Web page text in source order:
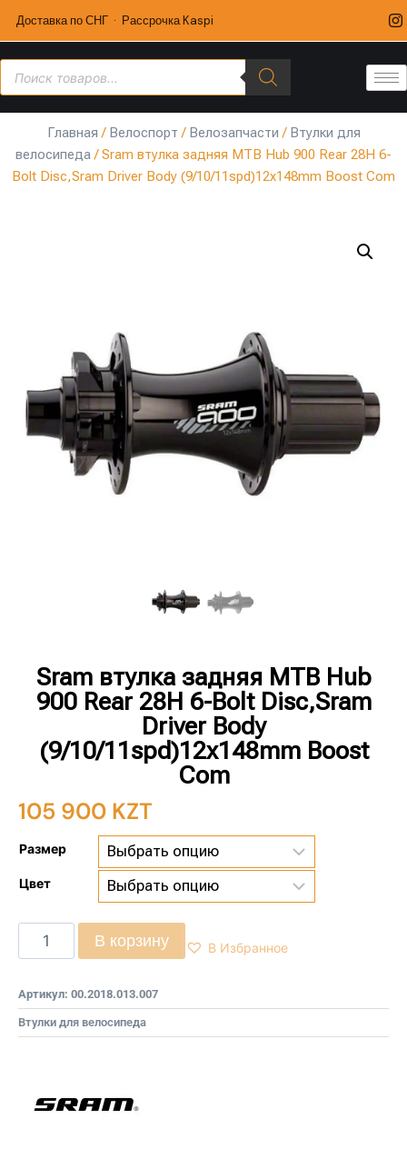
Доставка по СНГ · Рассрочка Kaspi
Главная / Велоспорт / Велозапчасти / Втулки для
велосипеда/ Sram втулка задняя MTB Hub 900 Rear 28H 6-
Bolt Disc,Sram Driver Body (9/10/11spd)12x148mm Boost Com
Sram втулка задняя MTB Hub
900 Rear 28H 6-Bolt Disc,Sram
Driver Body
(9/10/11spd)12x148mm Boost
Com
105 900 KZT
Размер
Цвет
В корзину В Избранное
Артикул: 00.2018.013.007
Втулки для велосипеда